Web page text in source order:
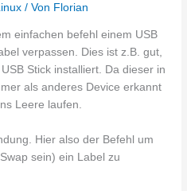
/ Von Florian
einfachen befehl einem USB
verpassen. Dies ist z.B. gut,
Stick installiert. Da dieser in
als anderes Device erkannt
Leere laufen.
Hier also der Befehl um
sein) ein Label zu